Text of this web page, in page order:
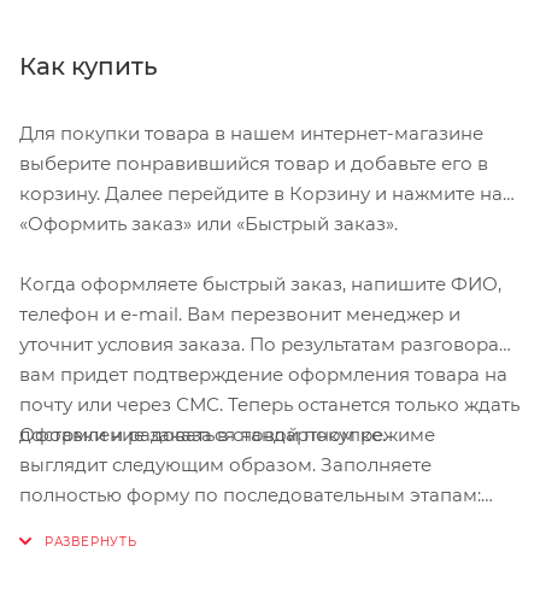
Мембрана Microwipe™ на пальце для стирания пота
Ладонь Clarino®
11,1-11,3 см. Длина большого пальца до 6,4-6,8 см. Обхват
ладони до 22-22,5 см.
Как купить
Для покупки товара в нашем интернет-магазине
выберите понравившийся товар и добавьте его в
корзину. Далее перейдите в Корзину и нажмите на
«Оформить заказ» или «Быстрый заказ».
Когда оформляете быстрый заказ, напишите ФИО,
телефон и e-mail. Вам перезвонит менеджер и
уточнит условия заказа. По результатам разговора
вам придет подтверждение оформления товара на
почту или через СМС. Теперь останется только ждать
доставки и радоваться новой покупке.
Оформление заказа в стандартном режиме
выглядит следующим образом. Заполняете
полностью форму по последовательным этапам: